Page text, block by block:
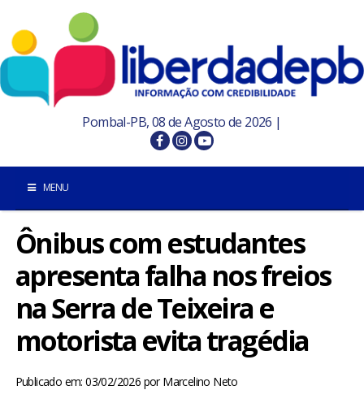
Pombal-PB, 08 de Agosto de 2026 |
MENU
INÍCIO
POMBAL E REGIÃO
Ônibus com estudantes
apresenta falha nos freios
na Serra de Teixeira e
motorista evita tragédia
Publicado em: 03/02/2026 porMarcelino Neto